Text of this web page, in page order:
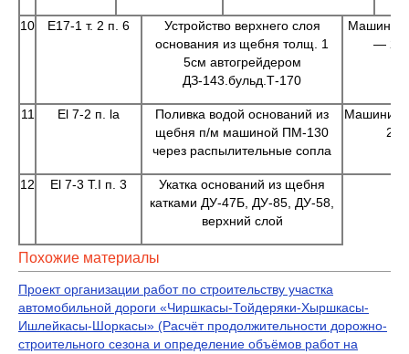
10 Е17-1 т. 2 п. 6
Устройство верхнего слоя
основания из щебня толщ. 1
5см автогрейдером
ДЗ-143.бульд.Т-170
— 2ч.
11 El 7-2 п. la
Поливка водой оснований из
щебня п/м машиной ПМ-130
через распылительные сопла
Машинист
2
12 El 7-3 T.I п. 3
Укатка оснований из щебня
катками ДУ-47Б, ДУ-85, ДУ-58,
верхний слой
Похожие материалы
Проект организации работ по строительству участка
автомобильной дороги «Чиршкасы-Тойдеряки-Хыршкасы-
Ишлейкасы-Шоркасы» (Расчёт продолжительности дорожно-
строительного сезона и определение объёмов работ на